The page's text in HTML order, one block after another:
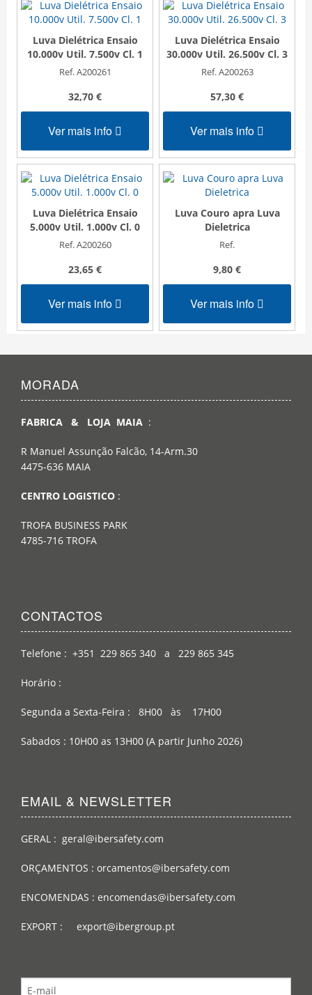
Luva Dielétrica Ensaio
10.000v Util. 7.500v Cl. 1
Ref. A200261
32,70 €
Ver mais info
Luva Dielétrica Ensaio
30.000v Util. 26.500v Cl. 3
Ref. A200263
57,30 €
Ver mais info
Luva Dielétrica Ensaio
5.000v Util. 1.000v Cl. 0
Ref. A200260
23,65 €
Ver mais info
Luva Couro apra Luva
Dieletrica
Ref.
9,80 €
Ver mais info
MORADA
FABRICA & LOJA MAIA :
R Manuel Assunção Falcão, 14-Arm.30
4475-636 MAIA
CENTRO LOGISTICO :
TROFA BUSINESS PARK
4785-716 TROFA
CONTACTOS
Telefone : +351 229 865 340 a 229 865 345
Horário :
Segunda a Sexta-Feira : 8H00 às 17H00
Sabados : 10H00 as 13H00 (A partir Junho 2026)
EMAIL & NEWSLETTER
GERAL : geral@ibersafety.com
ORÇAMENTOS : orcamentos@ibersafety.com
ENCOMENDAS : encomendas@ibersafety.com
EXPORT : export@ibergroup.pt